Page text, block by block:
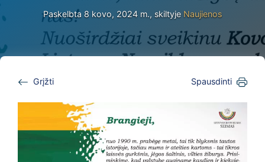
Paskelbta 8 kovo, 2024 m., skiltyje Naujienos
Grįžti Spausdinti